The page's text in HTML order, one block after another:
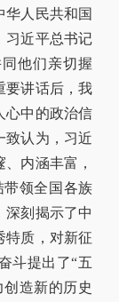
人民共和国
习近平总书记
他们亲切握
要讲话后，我
心中的政治信
致认为，习近
内涵丰富，
带领全国各族
深刻揭示了中
特质，对新征
斗提出了“五
造新的历史